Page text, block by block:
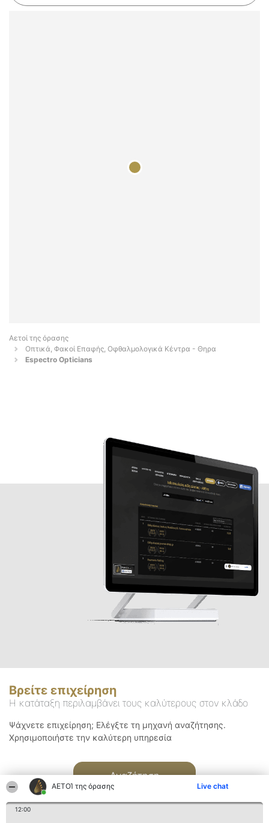
ΑΕΤΟΊ της όρασης Live chat
12:00
Αετοί της όρασης
Οπτικά, Φακοί Επαφής, Οφθαλμολογικά Κέντρα - Θηρα
Espectro Opticians
Βρείτε επιχείρηση
Η κατάταξη περιλαμβάνει τους καλύτερους στον κλάδο
Ψάχνετε επιχείρηση; Ελέγξτε τη μηχανή αναζήτησης.
Χρησιμοποιήστε την καλύτερη υπηρεσία
Αναζήτηση